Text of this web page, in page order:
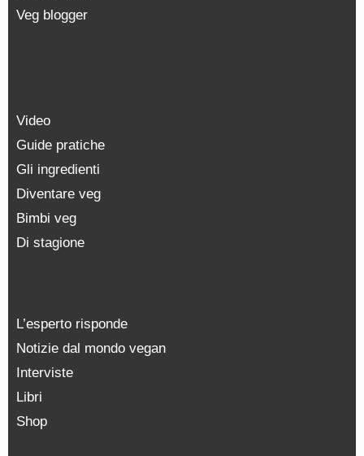
Veg blogger
Video
Guide pratiche
Gli ingredienti
Diventare veg
Bimbi veg
Di stagione
L’esperto risponde
Notizie dal mondo vegan
Interviste
Libri
Shop